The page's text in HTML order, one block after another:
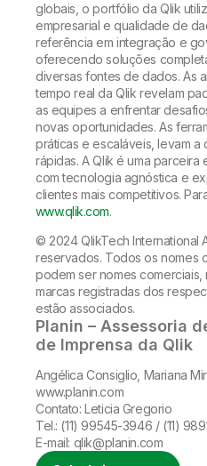
globais, o portfólio da Qlik
empresarial e qualidade de
referência em integração e
oferecendo soluções
diversas fontes de dados. As
tempo real da Qlik revelam
as equipes a enfrentar
novas oportunidades. As
práticas e escaláveis, levam a
rápidas. A Qlik é uma parceira
com tecnologia agnóstica e
clientes mais competitivos.
www.qlik.com.
© 2024 QlikTech International
reservados. Todos os nomes
podem ser nomes comerciais,
marcas registradas dos
estão associados.
Planin – Assessoria
de Imprensa da Qlik
Angélica Consiglio, Mariana
www.planin.com
Contato: Leticia Gregorio
Tel.: (11) 99545-3946 / (11)
E-mail: qlik@planin.com